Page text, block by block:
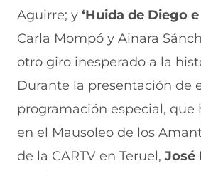
Aguirre; y ‘Huida de Diego e
Carla Mompó y Ainara
otro giro inesperado a la
Durante la presentación de
programación especial,
en el Mausoleo de los
de la CARTV en Teruel, José